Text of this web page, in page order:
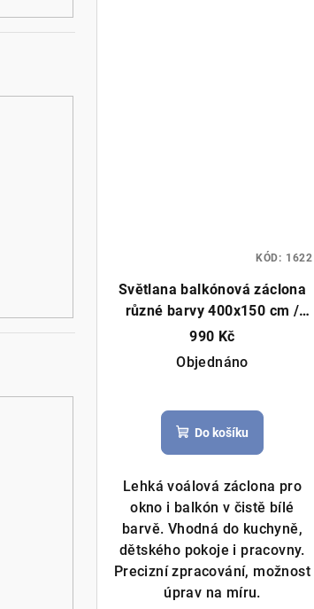
Světlana balkónová záclona
různé barvy 400x150 cm /
200x230 cmČistý voál,
můžeme ušít na míru
990 Kč
Objednáno
Do košíku
Lehká voálová záclona pro
okno i balkón v čistě bílé
barvě. Vhodná do kuchyně,
dětského pokoje i pracovny.
Precizní zpracování, možnost
úprav na míru.
KÓD: 1622